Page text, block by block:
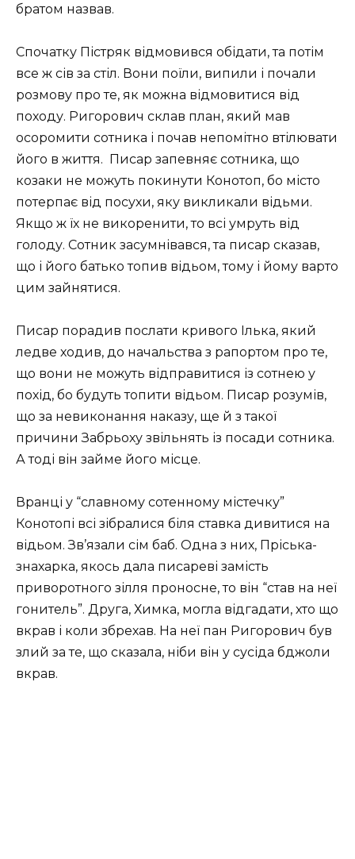
братом назвав.
Спочатку Пістряк відмовився обідати, та потім
все ж сів за стіл. Вони поїли, випили і почали
розмову про те, як можна відмовитися від
походу. Ригорович склав план, який мав
осоромити сотника і почав непомітно втілювати
його в життя. Писар запевняє сотника, що
козаки не можуть покинути Конотоп, бо місто
потерпає від посухи, яку викликали відьми.
Якщо ж їх не викоренити, то всі умруть від
голоду. Сотник засумнівався, та писар сказав,
що і його батько топив відьом, тому і йому варто
цим зайнятися.
Писар порадив послати кривого Ілька, який
ледве ходив, до начальства з рапортом про те,
що вони не можуть відправитися із сотнею у
похід, бо будуть топити відьом. Писар розумів,
що за невиконання наказу, ще й з такої
причини Забрьоху звільнять із посади сотника.
А тоді він займе його місце.
Вранці у “славному сотенному містечку”
Конотопі всі зібралися біля ставка дивитися на
відьом. Зв’язали сім баб. Одна з них, Пріська-
знахарка, якось дала писареві замість
приворотного зілля проносне, то він “став на неї
гонитель”. Друга, Химка, могла відгадати, хто що
вкрав і коли збрехав. На неї пан Ригорович був
злий за те, що сказала, ніби він у сусіда бджоли
вкрав.